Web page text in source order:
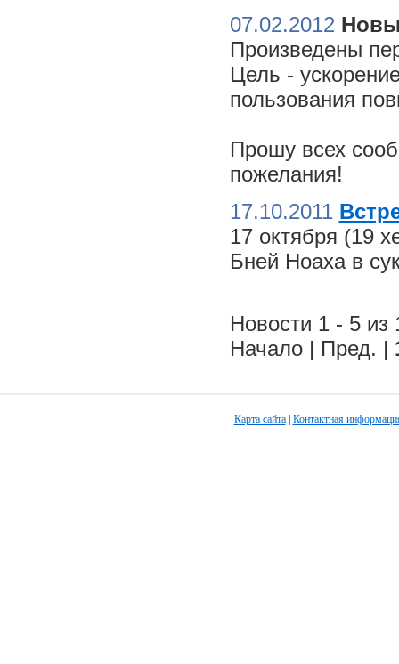
07.02.2012
Произведены
Цель -
пользования
Прошу всех
пожелания!
17.10.2011
17 октября (19
Бней Ноаха в
Новости 1 - 5 из
Начало | Пред. |
Карта сайта| Контактная